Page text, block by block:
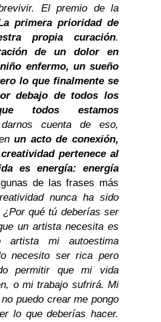
El premio de la
primera prioridad de
propia curación.
de un dolor en
enfermo, un sueño
lo que finalmente se
debajo de todos los
todos estamos
cuenta de eso,
un acto de conexión,
pertenece al
es energía: energía
de las frases más
nunca ha sido
qué tú deberías ser
un artista necesita es
artista mi autoestima
necesito ser rica pero
permitir que mi vida
o mi trabajo sufrirá. Mi
puedo crear me pongo
lo que deberías hacer.